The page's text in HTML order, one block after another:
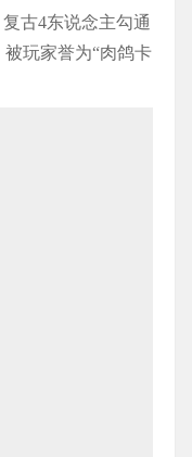
古4东说念主勾通
玩家誉为“肉鸽卡